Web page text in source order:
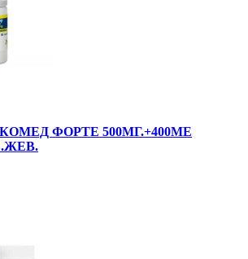
ФОРТЕ 500МГ.+400МЕ